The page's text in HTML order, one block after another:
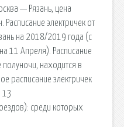
— Рязань, цена
Расписание электричек от
на 2018/2019 года (с
11 Апреля). Расписание
находится в
расписание электричек
13
среди которых